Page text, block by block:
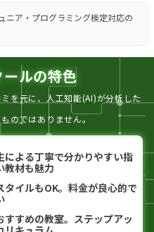
ニア・プログラミング検定対応の
ールの特色
を元に、人工知能(AI)が分析した
のではありません。
による丁寧で分かりやすい指
教材も魅力
タイルもOK。料金が良心的で
すすめの教室。ステップアッ